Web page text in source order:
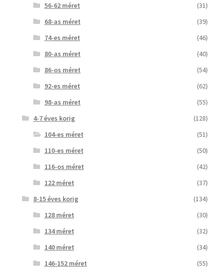
56-62 méret
(31)
68-as méret
(39)
74-es méret
(46)
80-as méret
(40)
86-os méret
(54)
92-es méret
(62)
98-as méret
(55)
4-7 éves korig
(128)
104-es méret
(51)
110-es méret
(50)
116-os méret
(42)
122 méret
(37)
8-15 éves korig
(134)
128 méret
(30)
134 méret
(32)
140 méret
(34)
146-152 méret
(55)